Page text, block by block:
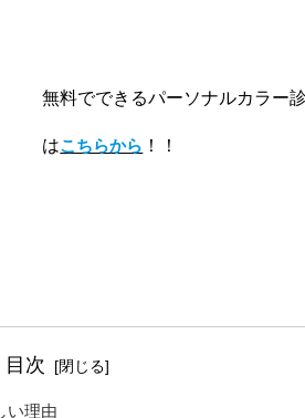
無料でできるパーソナルカラー
はこちらから ！！
目次
い理由